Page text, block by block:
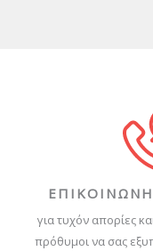
για τυχόν απορίες
πρόθυμοι να σας